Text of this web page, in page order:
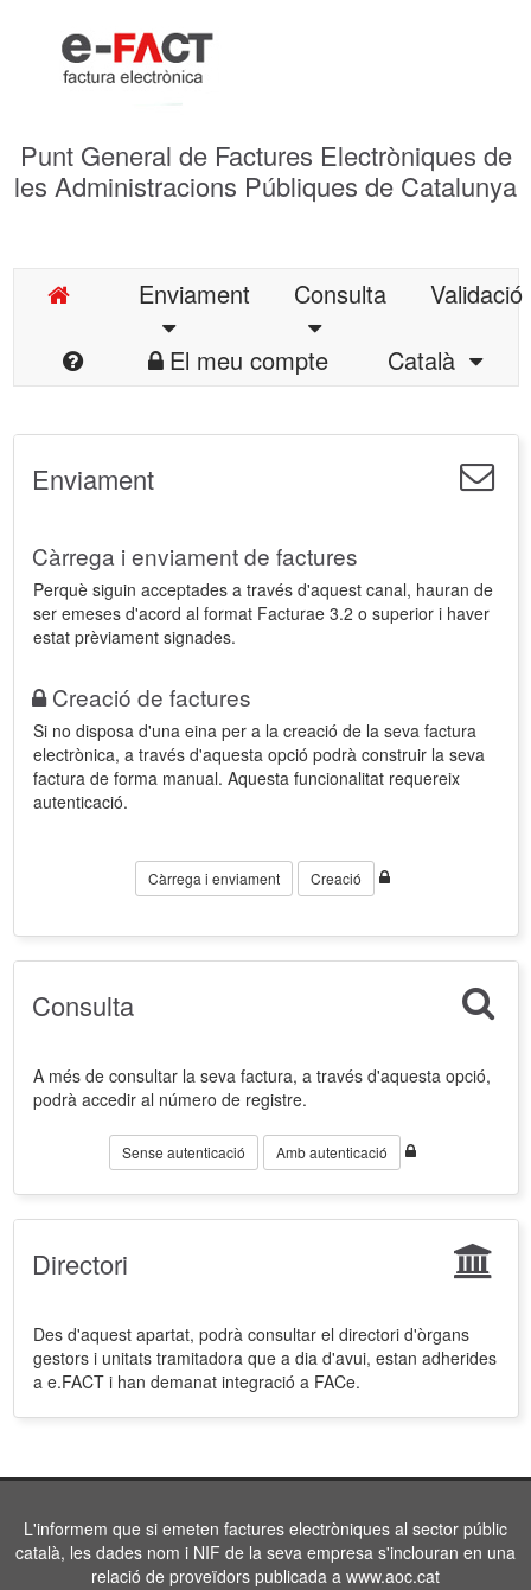
Punt General de Factures Electròniques de
les Administracions Públiques de Catalunya
Enviament Consulta
Validació
El meu compte
Català
Enviament
Càrrega i enviament de factures
Perquè siguin acceptades a través d'aquest canal, hauran de
ser emeses d'acord al format Facturae 3.2 o superior i haver
estat prèviament signades.
Creació de factures
Si no disposa d'una eina per a la creació de la seva factura
electrònica, a través d'aquesta opció podrà construir la seva
factura de forma manual. Aquesta funcionalitat requereix
autenticació.
Càrrega i enviament Creació
Consulta
A més de consultar la seva factura, a través d'aquesta opció,
podrà accedir al número de registre.
Sense autenticació Amb autenticació
Directori
Des d'aquest apartat, podrà consultar el directori d'òrgans
gestors i unitats tramitadora que a dia d'avui, estan adherides
a e.FACT i han demanat integració a FACe.
L'informem que si emeten factures electròniques al sector públic
català, les dades nom i NIF de la seva empresa s'inclouran en una
relació de proveïdors publicada a www.aoc.cat